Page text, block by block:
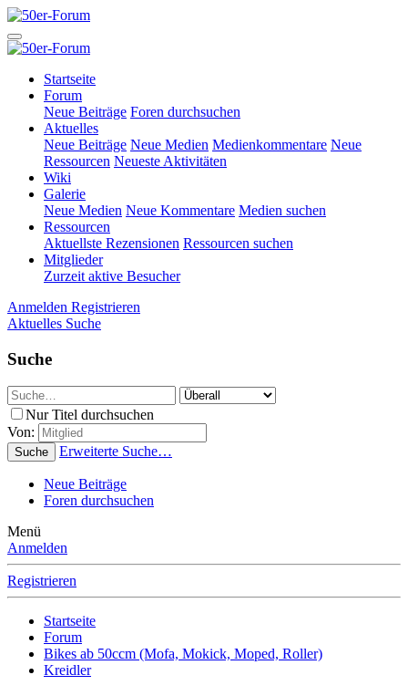
Startseite
Forum
Neue Beiträge Foren durchsuchen
Aktuelles
Neue Beiträge Neue Medien Medienkommentare Neue
Ressourcen Neueste Aktivitäten
Wiki
Galerie
Neue Medien Neue Kommentare Medien suchen
Ressourcen
Aktuellste Rezensionen Ressourcen suchen
Mitglieder
Zurzeit aktive Besucher
Anmelden Registrieren
Aktuelles Suche
Suche
Nur Titel durchsuchen
Von:
Suche Erweiterte Suche…
Neue Beiträge
Foren durchsuchen
Menü
Anmelden
Registrieren
Startseite
Forum
Bikes ab 50ccm (Mofa, Mokick, Moped, Roller)
Kreidler